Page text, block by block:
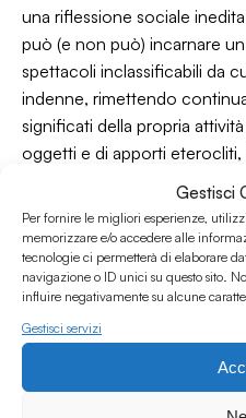
Gestisci
Per fornire le migliori esperienze,
memorizzare e/o accedere alle
tecnologie ci permetterà di elaborare
navigazione o ID unici su questo sito.
influire negativamente su alcune
Gestisci servizi
una riflessione sociale
può (e non può) incarnare
spettacoli inclassificabili da
indenne, rimettendo
significati della propria
oggetti e di apporti
questione lo spazio della
decostruiscono le modalità
danzatore. Triozzi esplora
scrittura di testi e canzoni, e
vocabolario lirico-rumorista,
sia sulla scena che con
i suoi spettacoli In Europa,
partire da un invito del